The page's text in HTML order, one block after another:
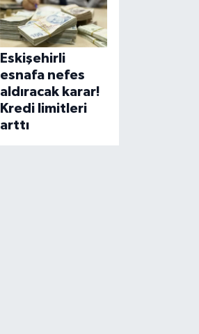
Eskişehirli
esnafa nefes
aldıracak karar!
Kredi limitleri
arttı